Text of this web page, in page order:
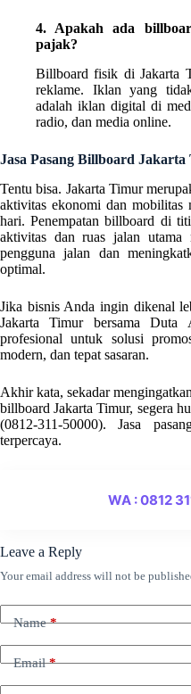
4. Apakah ada
pajak?
Billboard fisik di Jakarta
reklame. Iklan yang
adalah iklan digital di
radio, dan media online.
Jasa Pasang Billboard
Tentu bisa. Jakarta Timur
aktivitas ekonomi dan mobilitas
hari. Penempatan billboard di
aktivitas dan ruas jalan utama
pengguna jalan dan
optimal.
Jika bisnis Anda ingin dikenal
Jakarta Timur bersama
profesional untuk solusi
modern, dan tepat sasaran.
Akhir kata, sekadar
billboard Jakarta Timur, segera
(0812-311-50000). Jasa
terpercaya.
WA : 0812
Leave a Reply
Your email address will not be
Name*
Email*